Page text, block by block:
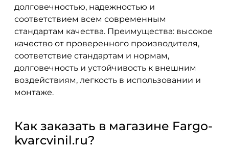
долговечностью, надежностью и
соответствием всем современным
стандартам качества. Преимущества: высокое
качество от проверенного производителя,
соответствие стандартам и нормам,
долговечность и устойчивость к внешним
воздействиям, легкость в использовании и
монтаже.
Как заказать в магазине Fargo-
kvarcvinil.ru?